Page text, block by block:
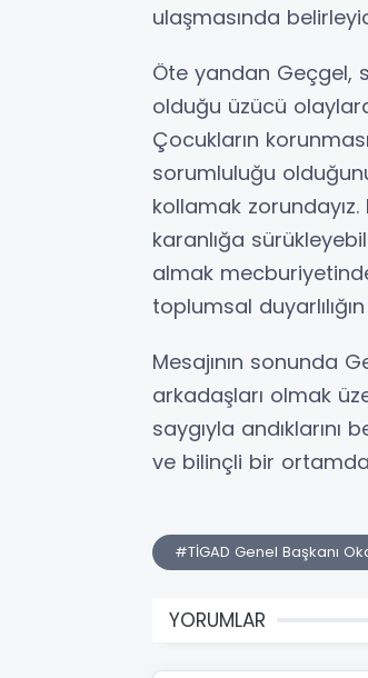
ulaşmasında
Öte yandan Geçgel,
olduğu üzücü
Çocukların
sorumluluğu
kollamak
karanlığa
almak
toplumsal
Mesajının sonunda
arkadaşları olmak
saygıyla
ve bilinçli bir
#TİGAD Genel Başkanı
YORUMLAR